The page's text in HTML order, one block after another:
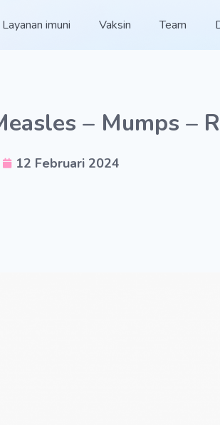
Layanan imuni Vaksin Team
– Mumps –
12 Februari 2024